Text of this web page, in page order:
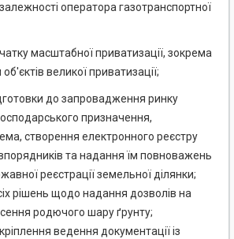
оператора газотранспортної
масштабної приватизації, зокрема
великої приватизації;
до запровадження ринку
призначення,
створення електронного реєстру
та надання їм повноважень
реєстрації земельної ділянки;
рішень щодо надання дозволів на
родючого шару ґрунту;
ведення документації із